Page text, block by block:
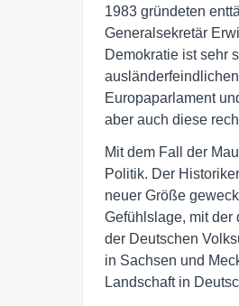
1983 gründeten
Generalsekretär
Demokratie ist sehr
Europaparlament
aber auch diese
Mit dem Fall der
Politik. Der
neuer Größe
Gefühlslage, mit der
der Deutschen
in Sachsen und
Landschaft in